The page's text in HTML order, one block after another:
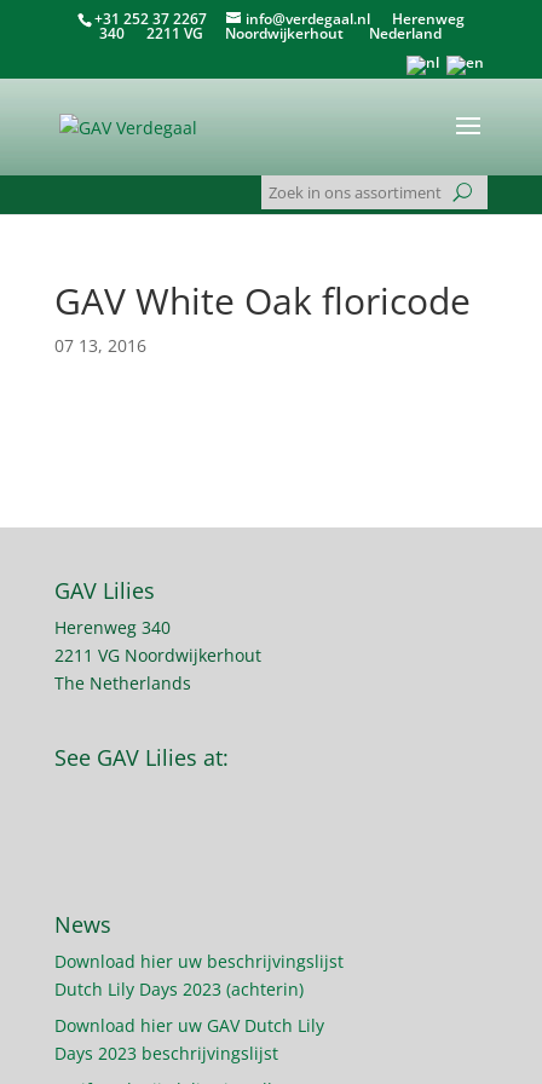
+31 252 37 2267 info@verdegaal.nlHerenweg
340 2211 VG Noordwijkerhout Nederland
GAV White Oak floricode
07 13, 2016
GAV Lilies
Herenweg 340
2211 VG Noordwijkerhout
The Netherlands
See GAV Lilies at:
News
Download hier uw beschrijvingslijst
Dutch Lily Days 2023 (achterin)
Download hier uw GAV Dutch Lily
Days 2023 beschrijvingslijst